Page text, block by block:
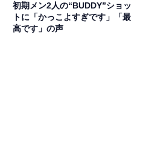
初期メン2人の“BUDDY”ショッ
トに「かっこよすぎです」「最
高です」の声